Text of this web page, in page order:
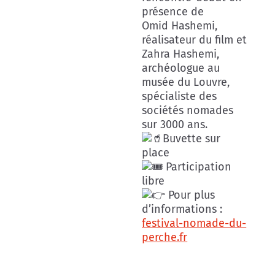
présence de
Omid Hashemi,
réalisateur du film et
Zahra Hashemi,
archéologue au
musée du Louvre,
spécialiste des
sociétés nomades
sur 3000 ans.
Buvette sur
place
Participation
libre
Pour plus
d’informations :
festival-nomade-du-
perche.fr